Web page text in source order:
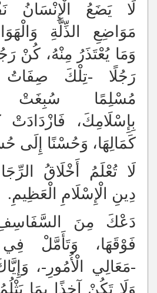
لَا يَضَعُ الْإِنْسَانُ
مَوَاضِعِ الذِّلَّةِ
وَمَا يُعْتَذَرُ مِنْهُ، كُنْ
رَجُلًا -تِلْكَ صِفَاتُ
مُسْلِمًا سُبِغَتْ
بِإِسْلَامِكَ، فَازْدَادَتْ
كَمَالِهَا، وَحُسْنًا إِلَى
لَا تُعْلَمُ أَخْلَاقُ
دِينِ الْإِسْلَامِ الْعَظِيمِ.
دَعْكَ مِنَ
فَوْقَهَا، وَتَأَمَّلْ فِي
-مَعَالِي الْأُمُورِ-،
وَلَا تَكُنْ آخِذًا بِمَا